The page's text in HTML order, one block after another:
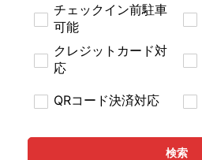
チェックイン前駐車
可能
クレジットカード対
応
QRコード決済対応
検索